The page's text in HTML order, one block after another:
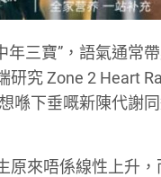
年三寶”，語氣通常
究 Zone 2 Heart
喺下垂嘅新陳代謝
原來唔係線性上升